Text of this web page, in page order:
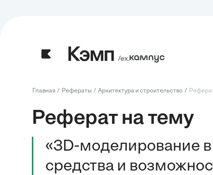
/ех.
Главная Рефераты Архитектура и строительство
Реферат на тему
«3D-моделирование
средства и